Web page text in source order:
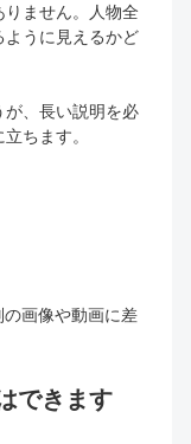
ません。人物全
うに見えるかど
、長い説明を必
ちます。
画像や動画に差
できます